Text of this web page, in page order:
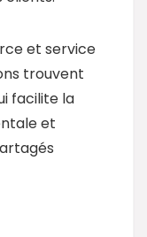
et service
trouvent
facilite la
et